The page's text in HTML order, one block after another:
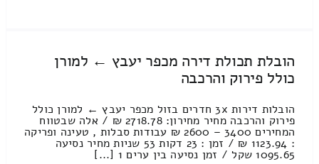
הובלת תכולת דירה מכפר יעבץ ← למורן
כולל פירוק והרכבה
הובלות דירות 3x חדרים בזול מכפר יעבץ ← למורן כולל
פירוק והרכבה מחיר מחירון: 2718.78 ₪ / אלה שבטווח
המחירים 3400 – 2600 ₪ עבודות סבלות , טעינה ופריקה
: 1123.94 ₪ / זמן : 23 דקות 53 שניות מחיר נסיעה
1095.65 שקל / זמן נסיעה בין ערים 1 [...]